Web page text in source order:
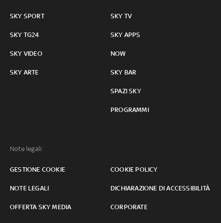
SKY SPORT
SKY TG24
SKY VIDEO
SKY ARTE
SKY TV
SKY APPS
NOW
SKY BAR
SPAZI SKY
PROGRAMMI
Note legali:
GESTIONE COOKIE COOKIE POLICY
NOTE LEGALI DICHIARAZIONE DI ACCESSIBILITÀ
OFFERTA SKY MEDIA CORPORATE